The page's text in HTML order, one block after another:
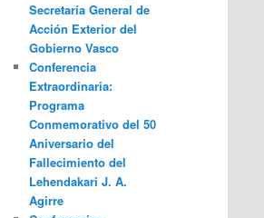
Secretaría General de
Acción Exterior del
Gobierno Vasco
Conferencia
Extraordinaria:
Programa
Conmemorativo del 50
Aniversario del
Fallecimiento del
Lehendakari J. A.
Agirre